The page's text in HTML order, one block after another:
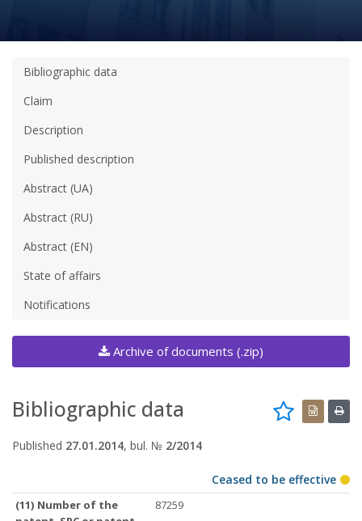
Bibliographic data
Claim
Description
Published description
Abstract (UA)
Abstract (RU)
Abstract (EN)
State of affairs
Notifications
Archive of documents (.zip)
Bibliographic data
Published 27.01.2014, bul. № 2/2014
Ceased to be effective
(11) Number of the
87259